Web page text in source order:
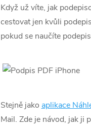
Když už víte, jak
cestovat jen kvůli
pokud se naučíte
Stejně jako aplikace
Mail. Zde je návod, jak ji